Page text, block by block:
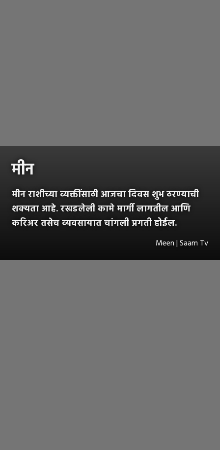
मीन
मीन राशीच्या व्यक्तींसाठी आजचा दिवस शुभ ठरण्याची
शक्यता आहे. रखडलेली कामे मार्गी लागतील आणि
करिअर तसेच व्यवसायात चांगली प्रगती होईल.
Meen | Saam Tv